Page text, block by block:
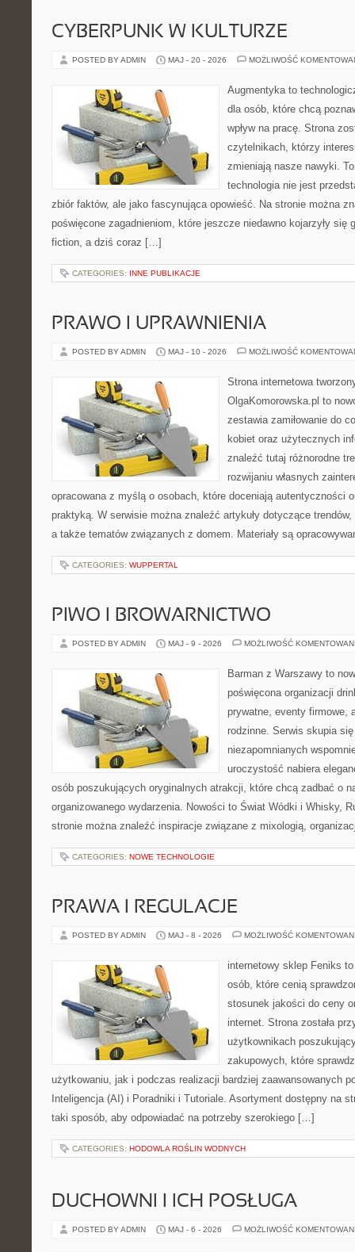
CYBERPUNK W KULTURZE
POSTED BY ADMIN MAJ - 20 - 2026 MOŻLIWOŚĆ
Augmentyka to
dla osób, które chcą
wpływ na pracę. Strona
czytelnikach, którzy
zmieniają nasze nawyki.
technologia nie jest
zbiór faktów, ale jako fascynująca opowieść. Na stronie można
poświęcone zagadnieniom, które jeszcze niedawno kojarzyły się
fiction, a dziś coraz […]
CATEGORIES: INNE PUBLIKACJE
PRAWO I UPRAWNIENIA
POSTED BY ADMIN MAJ - 10 - 2026 MOŻLIWOŚĆ
Strona internetowa
OlgaKomorowska.pl to
zestawia zamiłowanie do
kobiet oraz użytecznych
znaleźć tutaj różnorodne
rozwijaniu własnych
opracowana z myślą o osobach, które doceniają autentyczności
praktyką. W serwisie można znaleźć artykuły dotyczące
a także tematów związanych z domem. Materiały są
CATEGORIES: WUPPERTAL
PIWO I BROWARNICTWO
POSTED BY ADMIN MAJ - 9 - 2026 MOŻLIWOŚĆ
Barman z Warszawy to
poświęcona organizacji
prywatne, eventy firmowe,
rodzinne. Serwis skupia
niezapomnianych
uroczystość nabiera
osób poszukujących oryginalnych atrakcji, które chcą zadbać o
organizowanego wydarzenia. Nowości to Świat Wódki i Whisky,
stronie można znaleźć inspiracje związane z mixologią,
CATEGORIES: NOWE TECHNOLOGIE
PRAWA I REGULACJE
POSTED BY ADMIN MAJ - 8 - 2026 MOŻLIWOŚĆ
internetowy sklep Feniks
osób, które cenią
stosunek jakości do ceny
internet. Strona została
użytkownikach
zakupowych, które
użytkowaniu, jak i podczas realizacji bardziej zaawansowanych
Inteligencja (AI) i Poradniki i Tutoriale. Asortyment dostępny na
taki sposób, aby odpowiadać na potrzeby szerokiego […]
CATEGORIES: HODOWLA ROŚLIN WODNYCH
DUCHOWNI I ICH POSŁUGA
POSTED BY ADMIN MAJ - 6 - 2026 MOŻLIWOŚĆ